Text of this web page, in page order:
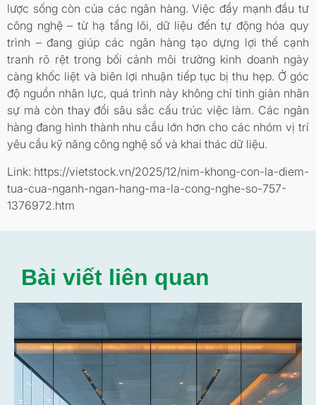
lược sống còn của các ngân hàng. Việc đẩy mạnh đầu tư
công nghệ – từ hạ tầng lõi, dữ liệu đến tự động hóa quy
trình – đang giúp các ngân hàng tạo dựng lợi thế cạnh
tranh rõ rệt trong bối cảnh môi trường kinh doanh ngày
càng khốc liệt và biên lợi nhuận tiếp tục bị thu hẹp. Ở góc
độ nguồn nhân lực, quá trình này không chỉ tinh giản nhân
sự mà còn thay đổi sâu sắc cấu trúc việc làm. Các ngân
hàng đang hình thành nhu cầu lớn hơn cho các nhóm vị trí
yêu cầu kỹ năng công nghệ số và khai thác dữ liệu.
Link: https://vietstock.vn/2025/12/nim-khong-con-la-diem-
tua-cua-nganh-ngan-hang-ma-la-cong-nghe-so-757-
1376972.htm
Bài viết liên quan